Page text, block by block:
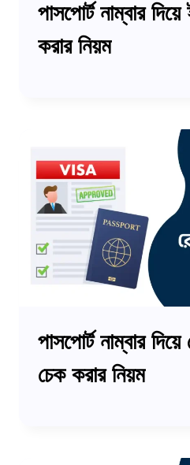
পাসপোর্ট নাম্বার
করার নিয়ম
পাসপোর্ট নাম্বার দিয়ে
চেক করার নিয়ম